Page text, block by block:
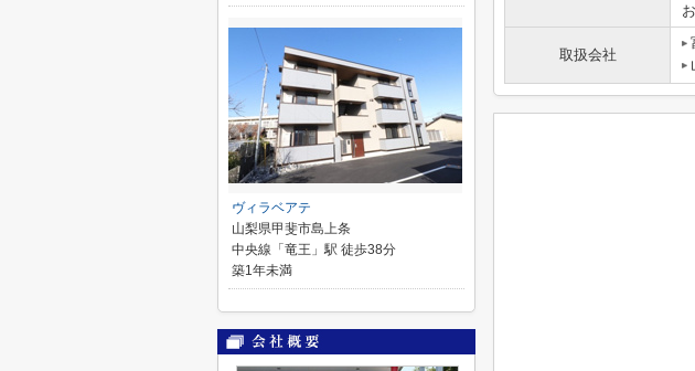
取扱会社
ヴィラベアテ
山梨県甲斐市島上条
中央線「竜王」駅 徒歩38分
築1年未満